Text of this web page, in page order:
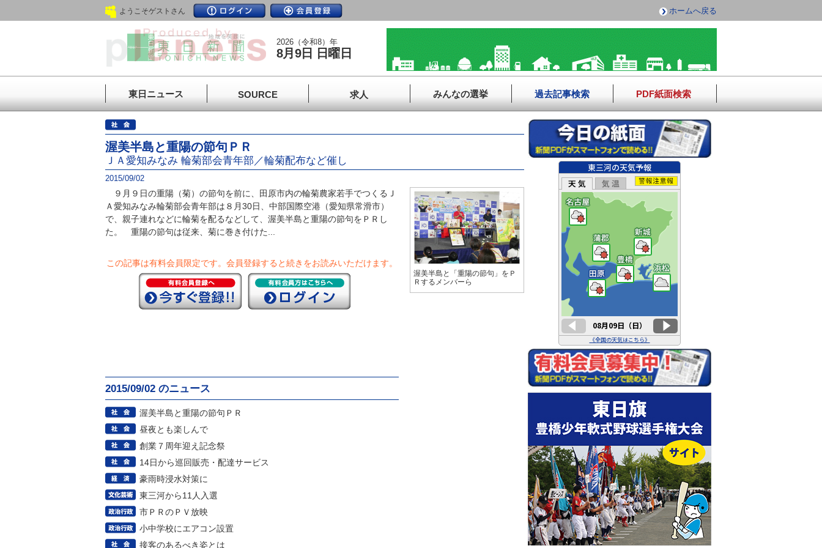
ようこそゲストさん ホームへ戻る
2026（令和8）年
8月9日 日曜日
東日ニュース SOURCE 求人 みんなの選挙 過去記事検索 PDF紙面検索
渥美半島と重陽の節句ＰＲ
ＪＡ愛知みなみ 輪菊部会青年部／輪菊配布など催し
2015/09/02
９月９日の重陽（菊）の節句を前に、田原市内の輪菊農家若手でつくるＪ
Ａ愛知みなみ輪菊部会青年部は８月30日、中部国際空港（愛知県常滑市）
で、親子連れなどに輪菊を配るなどして、渥美半島と重陽の節句をＰＲし
た。 重陽の節句は従来、菊に巻き付けた...
この記事は有料会員限定です。 会員登録すると続きをお読みいただけます。
2015/09/02 のニュース
渥美半島と重陽の節句ＰＲ
昼夜とも楽しんで
創業７周年迎え記念祭
14日から巡回販売・配達サービス
豪雨時浸水対策に
東三河から11人入選
市ＰＲのＰＶ放映
小中学校にエアコン設置
接客のあるべき姿とは
渥美半島と「重陽の節句」をＰ
Ｒするメンバーら